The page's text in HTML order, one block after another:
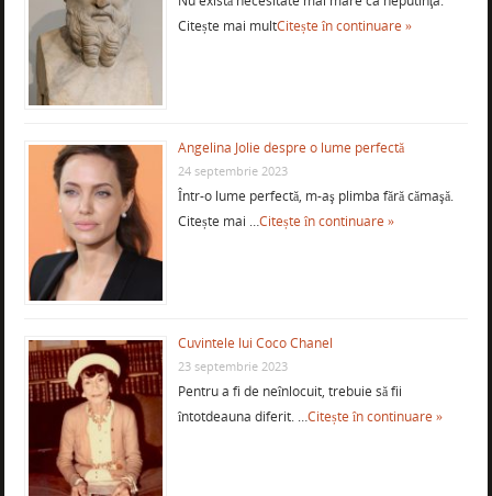
Citește mai multCitește în continuare »
Angelina Jolie despre o lume perfectă
24 septembrie 2023
Într-o lume perfectă, m-aş plimba fără cămaşă.
Citește mai …Citește în continuare »
Cuvintele lui Coco Chanel
23 septembrie 2023
Pentru a fi de neînlocuit, trebuie să fii
întotdeauna diferit. …Citește în continuare »